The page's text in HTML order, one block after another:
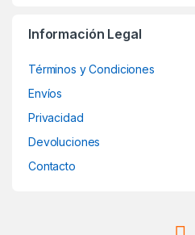
Información Legal
Términos y Condiciones
Envíos
Privacidad
Devoluciones
Contacto